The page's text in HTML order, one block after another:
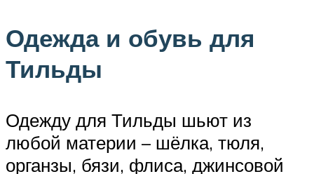
Одежда и обувь для
Тильды
Одежду для Тильды шьют из
любой материи – шёлка, тюля,
органзы, бязи, флиса, джинсовой